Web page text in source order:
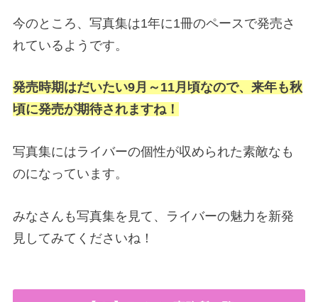
今のところ、写真集は1年に1冊のペースで発売さ
れているようです。
発売時期はだいたい9月～11月頃なので、来年も秋
頃に発売が期待されますね！
写真集にはライバーの個性が収められた素敵なも
のになっています。
みなさんも写真集を見て、ライバーの魅力を新発
見してみてくださいね！